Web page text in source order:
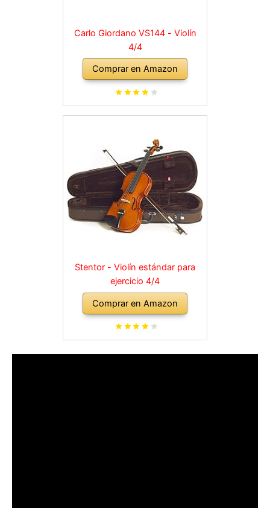
Carlo Giordano VS144 - Violín
4/4
Comprar en Amazon
Stentor - Violín estándar para
ejercicio 4/4
Comprar en Amazon